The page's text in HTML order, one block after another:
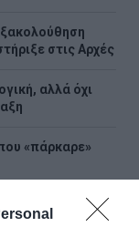
στις Αρχές
αλλά όχι
«πάρκαρε»